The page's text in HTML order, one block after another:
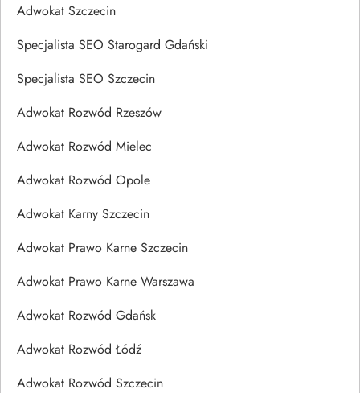
Adwokat Szczecin
Specjalista SEO Starogard Gdański
Specjalista SEO Szczecin
Adwokat Rozwód Rzeszów
Adwokat Rozwód Mielec
Adwokat Rozwód Opole
Adwokat Karny Szczecin
Adwokat Prawo Karne Szczecin
Adwokat Prawo Karne Warszawa
Adwokat Rozwód Gdańsk
Adwokat Rozwód Łódź
Adwokat Rozwód Szczecin